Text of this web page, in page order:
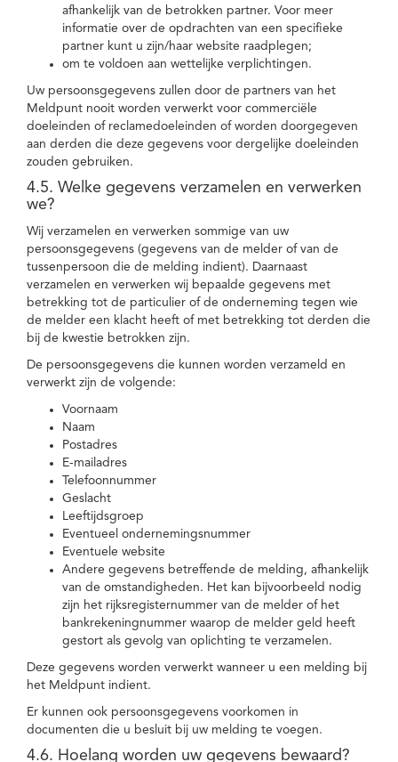
afhankelijk van de betrokken partner. Voor meer
informatie over de opdrachten van een specifieke
partner kunt u zijn/haar website raadplegen;
om te voldoen aan wettelijke verplichtingen.
Uw persoonsgegevens zullen door de partners van het
Meldpunt nooit worden verwerkt voor commerciële
doeleinden of reclamedoeleinden of worden doorgegeven
aan derden die deze gegevens voor dergelijke doeleinden
zouden gebruiken.
4.5. Welke gegevens verzamelen en verwerken
we?
Wij verzamelen en verwerken sommige van uw
persoonsgegevens (gegevens van de melder of van de
tussenpersoon die de melding indient). Daarnaast
verzamelen en verwerken wij bepaalde gegevens met
betrekking tot de particulier of de onderneming tegen wie
de melder een klacht heeft of met betrekking tot derden die
bij de kwestie betrokken zijn.
De persoonsgegevens die kunnen worden verzameld en
verwerkt zijn de volgende:
Voornaam
Naam
Postadres
E-mailadres
Telefoonnummer
Geslacht
Leeftijdsgroep
Eventueel ondernemingsnummer
Eventuele website
Andere gegevens betreffende de melding, afhankelijk
van de omstandigheden. Het kan bijvoorbeeld nodig
zijn het rijksregisternummer van de melder of het
bankrekeningnummer waarop de melder geld heeft
gestort als gevolg van oplichting te verzamelen.
Deze gegevens worden verwerkt wanneer u een melding bij
het Meldpunt indient.
Er kunnen ook persoonsgegevens voorkomen in
documenten die u besluit bij uw melding te voegen.
4.6. Hoelang worden uw gegevens bewaard?